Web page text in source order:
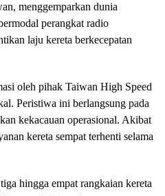
menggemparkan dunia
perangkat radio
laju kereta berkecepatan
oleh pihak Taiwan High Speed
Peristiwa ini berlangsung pada
kekacauan operasional. Akibat
kereta sempat terhenti selama
hingga empat rangkaian kereta